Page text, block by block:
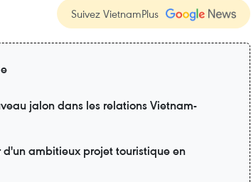
Suivez VietnamPlus
jalon dans les relations Vietnam-
ambitieux projet touristique en